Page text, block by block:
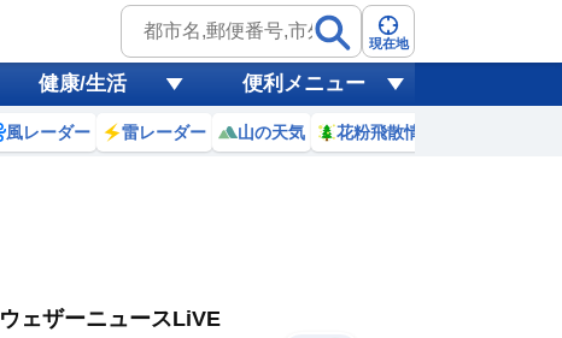
現在地
健康/生活 便利メニュー
風レーダー 雷レーダー 山の天気 花粉飛散情報
ウェザーニュースLiVE